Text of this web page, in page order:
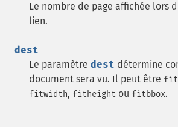
Le nombre de page affichée lors
lien.
dest
Le paramètre dest détermine
document sera vu. Il peut être
fitwidth, fitheight ou fitbbox.